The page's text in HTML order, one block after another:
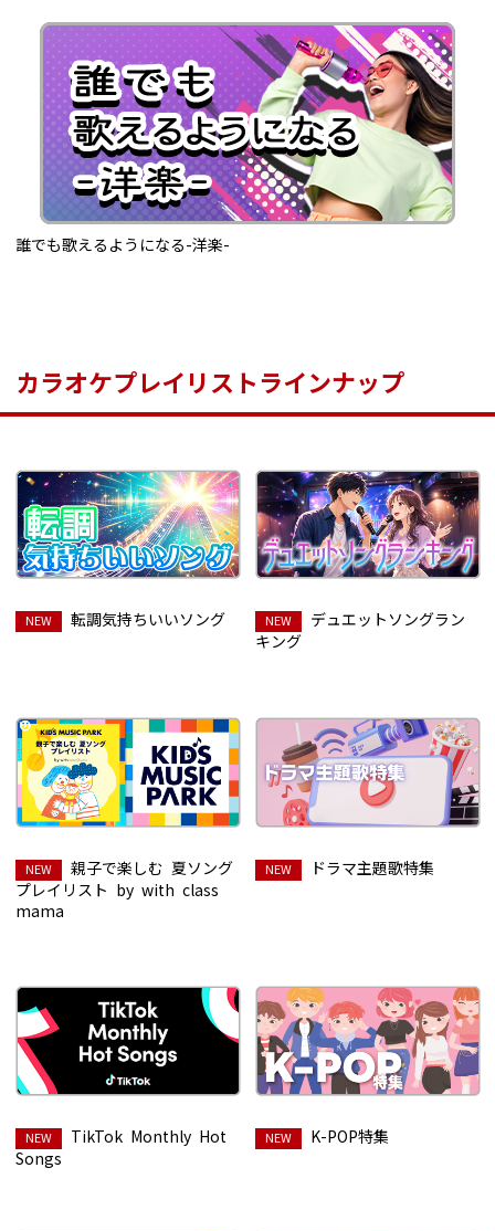
誰でも歌えるようになる-洋楽-
カラオケプレイリストラインナップ
転調気持ちいいソング
デュエットソングラン
キング
親子で楽しむ 夏ソング
プレイリスト by with class
mama
ドラマ主題歌特集
TikTok Monthly Hot
Songs
K-POP特集